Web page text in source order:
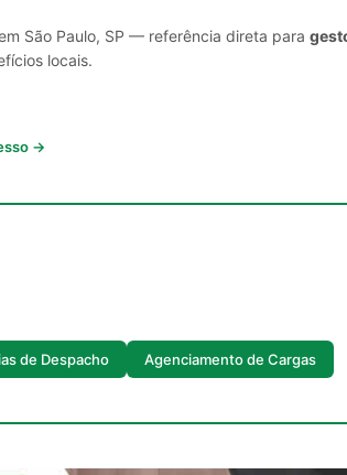
São Paulo, SP — referência direta para
locais.
→
de Despacho Agenciamento de Cargas